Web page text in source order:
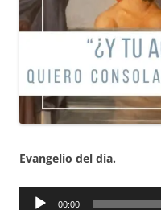
Evangelio del día.
Reproductor
00:00